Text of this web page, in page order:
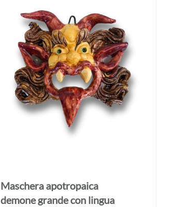
Maschera apotropaica
demone grande con lingua